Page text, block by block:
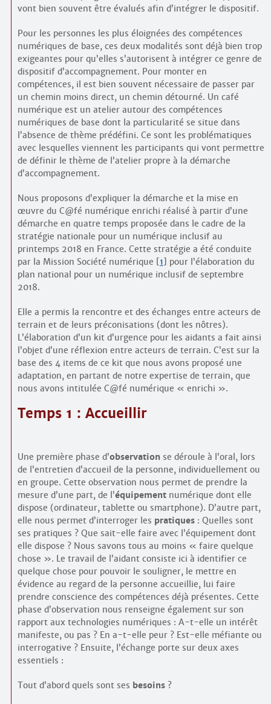
vont bien souvent être évalués afin d’intégrer le dispositif.
Pour les personnes les plus éloignées des compétences
numériques de base, ces deux modalités sont déjà bien trop
exigeantes pour qu’elles s’autorisent à intégrer ce genre de
dispositif d’accompagnement. Pour monter en
compétences, il est bien souvent nécessaire de passer par
un chemin moins direct, un chemin détourné. Un café
numérique est un atelier autour des compétences
numériques de base dont la particularité se situe dans
l’absence de thème prédéfini. Ce sont les problématiques
avec lesquelles viennent les participants qui vont permettre
de définir le thème de l’atelier propre à la démarche
d’accompagnement.
Nous proposons d’expliquer la démarche et la mise en
œuvre du C@fé numérique enrichi réalisé à partir d’une
démarche en quatre temps proposée dans le cadre de la
stratégie nationale pour un numérique inclusif au
printemps 2018 en France. Cette stratégie a été conduite
par la Mission Société numérique [1] pour l’élaboration du
plan national pour un numérique inclusif de septembre
2018.
Elle a permis la rencontre et des échanges entre acteurs de
terrain et de leurs préconisations (dont les nôtres).
L’élaboration d’un kit d’urgence pour les aidants a fait ainsi
l’objet d’une réflexion entre acteurs de terrain. C’est sur la
base des 4 items de ce kit que nous avons proposé une
adaptation, en partant de notre expertise de terrain, que
nous avons intitulée C@fé numérique « enrichi ».
Temps 1 : Accueillir
Une première phase d’observation se déroule à l’oral, lors
de l’entretien d’accueil de la personne, individuellement ou
en groupe. Cette observation nous permet de prendre la
mesure d’une part, de l’équipementnumérique dont elle
dispose (ordinateur, tablette ou smartphone). D’autre part,
elle nous permet d’interroger les pratiques: Quelles sont
ses pratiques ? Que sait-elle faire avec l’équipement dont
elle dispose ? Nous savons tous au moins « faire quelque
chose ». Le travail de l’aidant consiste ici à identifier ce
quelque chose pour pouvoir le souligner, le mettre en
évidence au regard de la personne accueillie, lui faire
prendre conscience des compétences déjà présentes. Cette
phase d’observation nous renseigne également sur son
rapport aux technologies numériques : A-t-elle un intérêt
manifeste, ou pas ? En a-t-elle peur ? Est-elle méfiante ou
interrogative ? Ensuite, l’échange porte sur deux axes
essentiels :
Tout d’abord quels sont ses besoins?